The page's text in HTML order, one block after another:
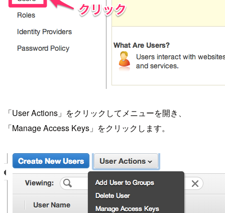
「User Actions」をクリックしてメニューを開き、
「Manage Access Keys」をクリックします。